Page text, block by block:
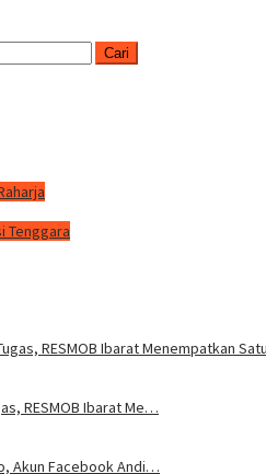
Tenggara
RESMOB Ibarat Me…
Akun Facebook Andi…